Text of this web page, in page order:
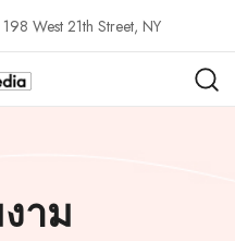
198 West 21th Street, NY
าม